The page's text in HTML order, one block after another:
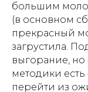
большим
(в основном
прекрасный
загрустила.
выгорание, но
методики
перейти из